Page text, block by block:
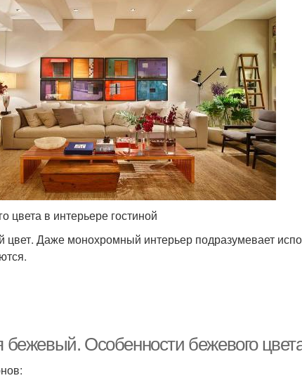
в интерьере
Оптимальные
сочетания
в интерьере
Интерьер с яркими
акцентами
цвета в интерьере гостиной
Даже монохромный интерьер подразумевает
бежевый. Особенности бежевого